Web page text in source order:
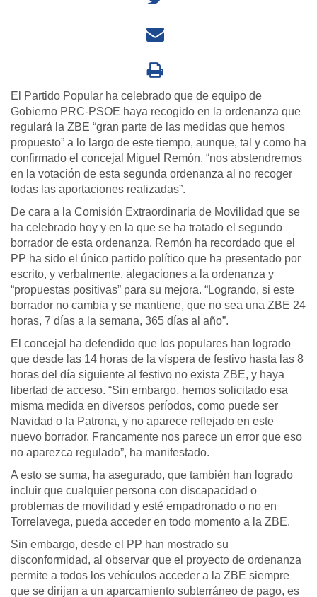
El Partido Popular ha celebrado que de equipo de
Gobierno PRC-PSOE haya recogido en la ordenanza que
regulará la ZBE “gran parte de las medidas que hemos
propuesto” a lo largo de este tiempo, aunque, tal y como ha
confirmado el concejal Miguel Remón, “nos abstendremos
en la votación de esta segunda ordenanza al no recoger
todas las aportaciones realizadas”.
De cara a la Comisión Extraordinaria de Movilidad que se
ha celebrado hoy y en la que se ha tratado el segundo
borrador de esta ordenanza, Remón ha recordado que el
PP ha sido el único partido político que ha presentado por
escrito, y verbalmente, alegaciones a la ordenanza y
“propuestas positivas” para su mejora. “Logrando, si este
borrador no cambia y se mantiene, que no sea una ZBE 24
horas, 7 días a la semana, 365 días al año”.
El concejal ha defendido que los populares han logrado
que desde las 14 horas de la víspera de festivo hasta las 8
horas del día siguiente al festivo no exista ZBE, y haya
libertad de acceso. “Sin embargo, hemos solicitado esa
misma medida en diversos períodos, como puede ser
Navidad o la Patrona, y no aparece reflejado en este
nuevo borrador. Francamente nos parece un error que eso
no aparezca regulado”, ha manifestado.
A esto se suma, ha asegurado, que también han logrado
incluir que cualquier persona con discapacidad o
problemas de movilidad y esté empadronado o no en
Torrelavega, pueda acceder en todo momento a la ZBE.
Sin embargo, desde el PP han mostrado su
disconformidad, al observar que el proyecto de ordenanza
permite a todos los vehículos acceder a la ZBE siempre
que se dirijan a un aparcamiento subterráneo de pago, es